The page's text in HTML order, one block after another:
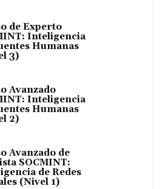
de Experto
Inteligencia
Humanas
3)
Avanzado
Inteligencia
Humanas
2)
Avanzado de
SOCMINT:
de Redes
(Nivel 1)